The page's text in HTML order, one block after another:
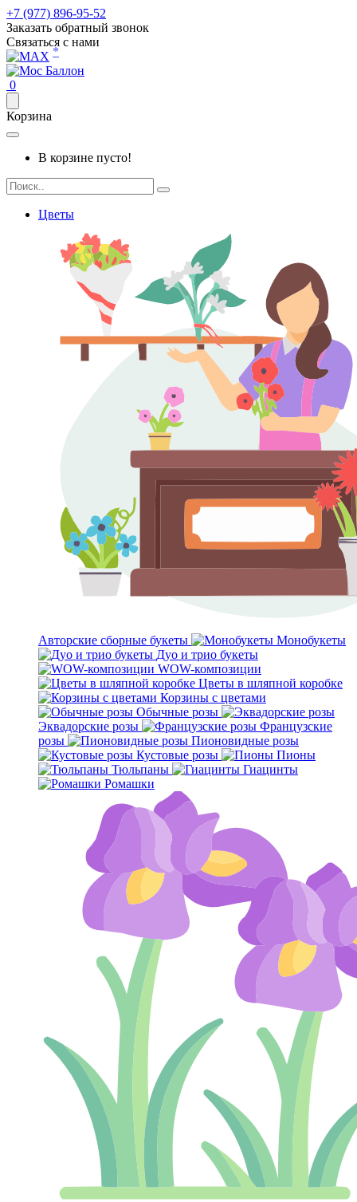
+7 (977) 896-95-52
Заказать обратный звонок
Связаться с нами
*
0
Корзина
В корзине пусто!
Цветы
Авторские сборные букеты
Монобукеты
Дуо и трио букеты
WOW-композиции
Цветы в шляпной коробке
Корзины с цветами
Обычные розы
Эквадорские розы
Французские
розы
Пионовидные розы
Кустовые розы
Пионы
Тюльпаны
Гиацинты
Ромашки